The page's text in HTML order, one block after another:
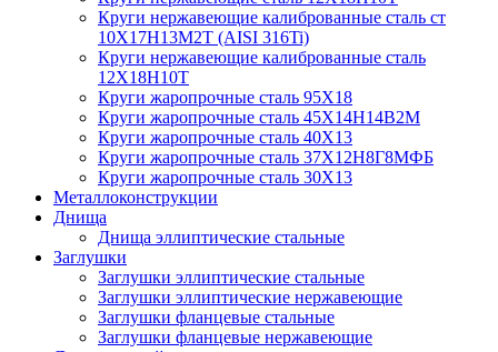
Круги нержавеющие калиброванные сталь ст
10Х17Н13М2Т (AISI 316Ti)
Круги нержавеющие калиброванные сталь
12Х18Н10Т
Круги жаропрочные сталь 95Х18
Круги жаропрочные сталь 45Х14Н14В2М
Круги жаропрочные сталь 40Х13
Круги жаропрочные сталь 37Х12Н8Г8МФБ
Круги жаропрочные сталь 30Х13
Металлоконструкции
Днища
Днища эллиптические стальные
Заглушки
Заглушки эллиптические стальные
Заглушки эллиптические нержавеющие
Заглушки фланцевые стальные
Заглушки фланцевые нержавеющие